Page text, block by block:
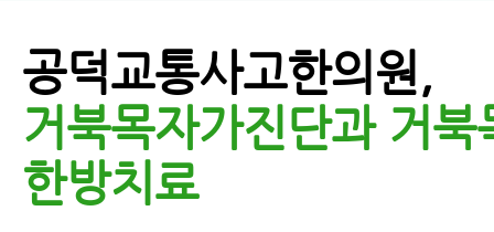
공덕교통사고한의원,
거북목자가진단과 거북
한방치료
교통사고병원
교통사고한의원